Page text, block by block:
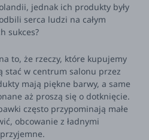
jednak ich produkty były
serca ludzi na całym
sukces?
to, że rzeczy, które kupujemy
stać w centrum salonu przez
mają piękne barwy, a same
aż proszą się o dotknięcie.
często przypominają małe
obcowanie z ładnymi